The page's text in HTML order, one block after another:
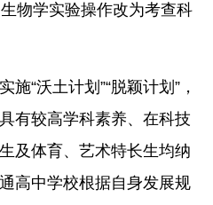
物学实验操作改为考查科
“沃土计划”“脱颖计划”，
有较高学科素养、在科技
及体育、艺术特长生均纳
高中学校根据自身发展规